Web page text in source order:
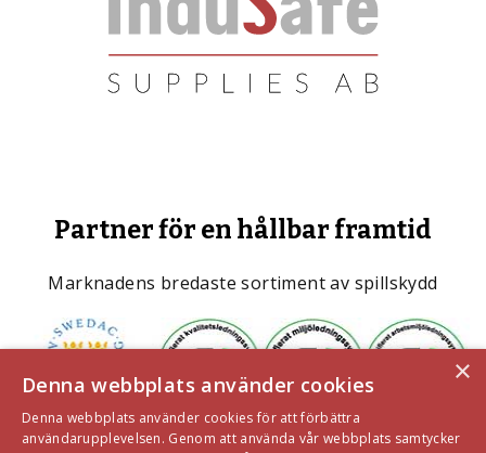
Partner för en hållbar framtid
Marknadens bredaste sortiment av spillskydd
×
Denna webbplats använder cookies
Denna webbplats använder cookies för att förbättra
användarupplevelsen. Genom att använda vår webbplats samtycker